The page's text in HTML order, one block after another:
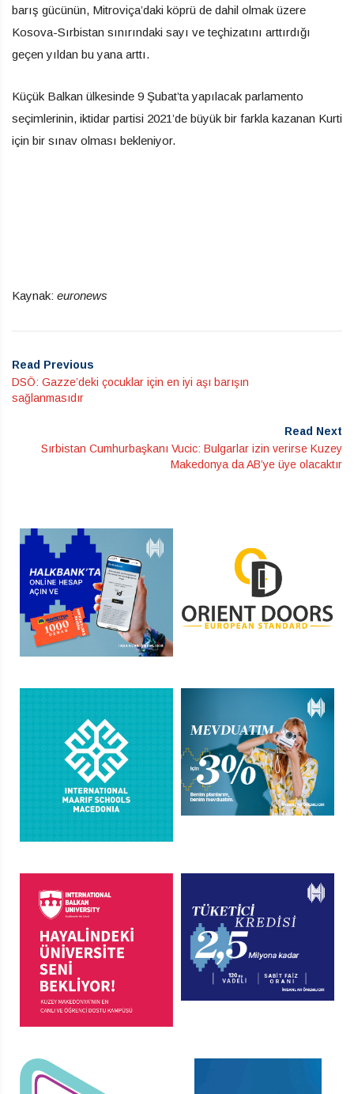
barış gücünün, Mitroviça’daki köprü de dahil olmak üzere
Kosova-Sırbistan sınırındaki sayı ve teçhizatını arttırdığı
geçen yıldan bu yana arttı.
Küçük Balkan ülkesinde 9 Şubat’ta yapılacak parlamento
seçimlerinin, iktidar partisi 2021’de büyük bir farkla kazanan Kurti
için bir sınav olması bekleniyor.
Kaynak: euronews
Read Previous
DSÖ: Gazze’deki çocuklar için en iyi aşı barışın
sağlanmasıdır
Read Next
Sırbistan Cumhurbaşkanı Vucic: Bulgarlar izin verirse Kuzey
Makedonya da AB’ye üye olacaktır